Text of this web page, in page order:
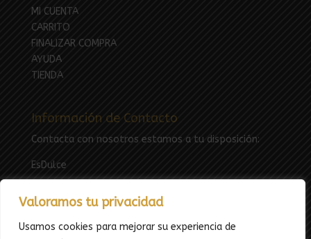
Valoramos tu privacidad
Usamos cookies para mejorar su experiencia de
MI CUENTA
CARRITO
FINALIZAR COMPRA
AYUDA
TIENDA
Información de Contacto
Contacta con nosotros estamos a tu disposición:
EsDulce